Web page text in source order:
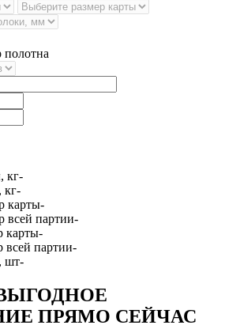
полотна
кг-
кг-
карты-
всей партии-
карты-
всей партии-
шт-
ПРЯМО СЕЙЧАС